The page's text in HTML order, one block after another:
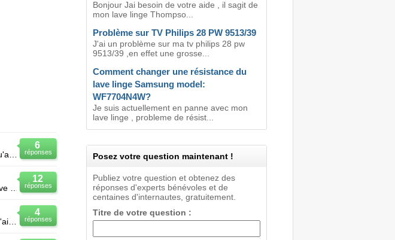
6
réponses
12
réponses
4
réponses
Mon sèche linge ne tournait plus, c'était la courroie qui était cassée. Je l'ai changée nickel, par
Bonjour Jai besoin de votre aide , il sagit de
mon lave linge Thompso...
Problème sur TV Philips 28 PW 9513/39
J'ai un problème sur ma tv philips 28 pw
9513/39 ,en effet une grosse...
Comment changer une résistance du
lave linge Samsung model:
WF7704N4W?
Je suis actuellement en panne avec mon
lave linge , probleme de résist...
Posez votre question maintenant !
Publiez votre question et obtenez des
réponses d'experts bénévoles et de
centaines d'internautes, gratuitement.
Titre de votre question :